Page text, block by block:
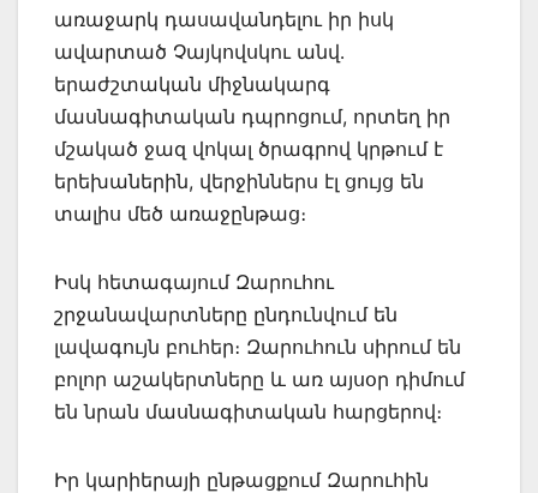
առաջարկ դասավանդելու իր իսկ
ավարտած Չայկովսկու անվ․
երաժշտական միջնակարգ
մասնագիտական դպրոցում, որտեղ իր
մշակած ջազ վոկալ ծրագրով կրթում է
երեխաներին, վերջիններս էլ ցույց են
տալիս մեծ առաջընթաց։
Իսկ հետագայում Զարուհու
շրջանավարտները ընդունվում են
լավագույն բուհեր։ Զարուհուն սիրում են
բոլոր աշակերտները և առ այսօր դիմում
են նրան մասնագիտական հարցերով։
Իր կարիերայի ընթացքում Զարուհին